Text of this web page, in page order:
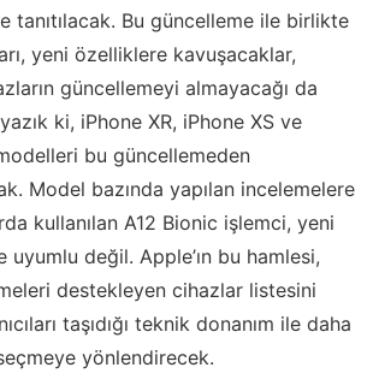
tanıtılacak. Bu güncelleme ile birlikte
yeni özelliklere kavuşacaklar,
güncellemeyi almayacağı da
ki, iPhone XR, iPhone XS ve
bu güncellemeden
Model bazında yapılan incelemelere
kullanılan A12 Bionic işlemci, yeni
değil. Apple’ın bu hamlesi,
destekleyen cihazlar listesini
taşıdığı teknik donanım ile daha
yönlendirecek.